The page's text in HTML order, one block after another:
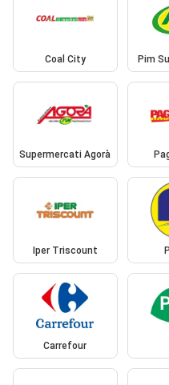
Coal City Pim
Supermercati Agorà
Iper Triscount
Carrefour